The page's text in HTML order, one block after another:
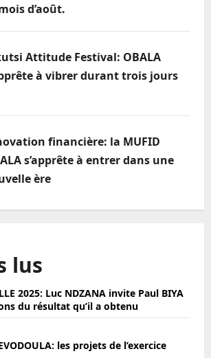
d’août.
Attitude Festival: OBALA
à vibrer durant trois jours
financière: la MUFID
s’apprête à entrer dans une
ère
lus
2025: Luc NDZANA invite Paul BIYA
du résultat qu’il a obtenu
les projets de l’exercice